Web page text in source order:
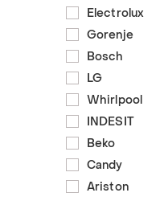
Electrolux
Gorenje
Bosch
LG
Whirlpool
INDESIT
Beko
Candy
Ariston